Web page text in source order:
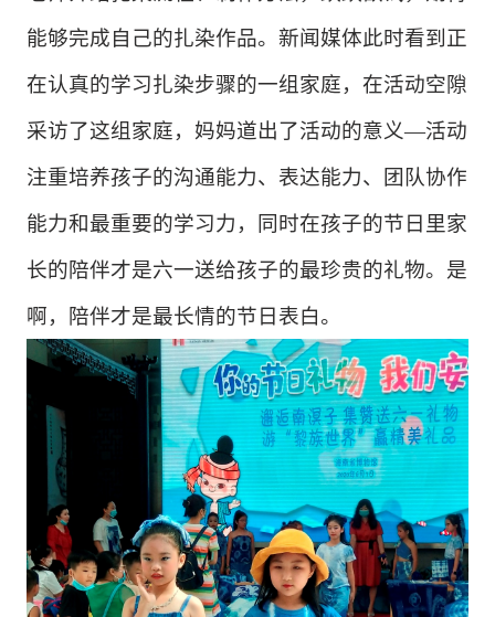
能够完成自己的扎染作品。 新闻媒体此时看到正
在认真的学习扎染步骤的一组家庭，在活动空隙
采访了这组家庭，妈妈道出了活动的意义—活动
注重培养孩子的沟通能力、表达能力、团队协作
能力和最重要的学习力，同时在孩子的节日里家
长的陪伴才是六一送给孩子的最珍贵的礼物。是
啊，陪伴才是最长情的节日表白。